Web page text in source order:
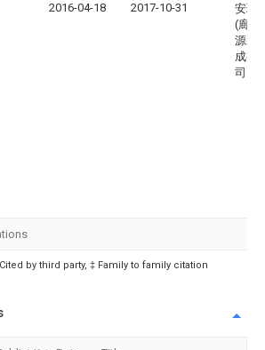
2016-04-18 2017-10-31
安瑞
(廊坊
源装
成有
司
by third party, ‡ Family to family citation